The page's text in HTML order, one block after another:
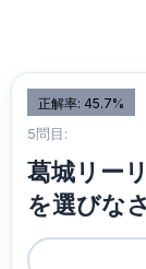
正解率: 45.7%
5問目:
葛城リー
を選びな